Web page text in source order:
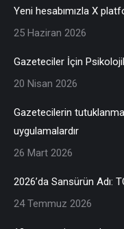
Yeni hesabımızla X
25 Haziran 2026
Gazeteciler İçin
20 Nisan 2026
Gazetecilerin
uygulamalardır
26 Mart 2026
2026’da Sansürün Adı:
24 Temmuz 2026